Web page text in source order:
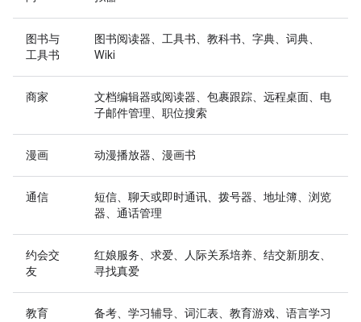
图书与
工具书
图书阅读器、工具书、教科书、字典、词典、
Wiki
商家
文档编辑器或阅读器、包裹跟踪、远程桌面、电
子邮件管理、职位搜索
漫画 动漫播放器、漫画书
通信
短信、聊天或即时通讯、拨号器、地址簿、浏览
器、通话管理
约会交
友
红娘服务、求爱、人际关系培养、结交新朋友、
寻找真爱
教育 备考、学习辅导、词汇表、教育游戏、语言学习